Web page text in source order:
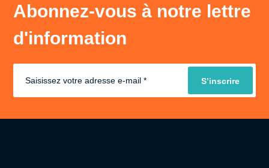
Abonnez-vous à notre lettre
d'information